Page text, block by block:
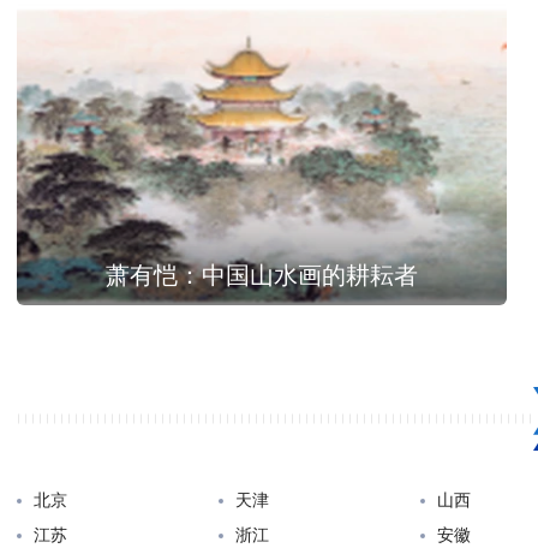
萧有恺：中国山水画的耕耘者
北京 天津
山西
江苏
浙江
安徽